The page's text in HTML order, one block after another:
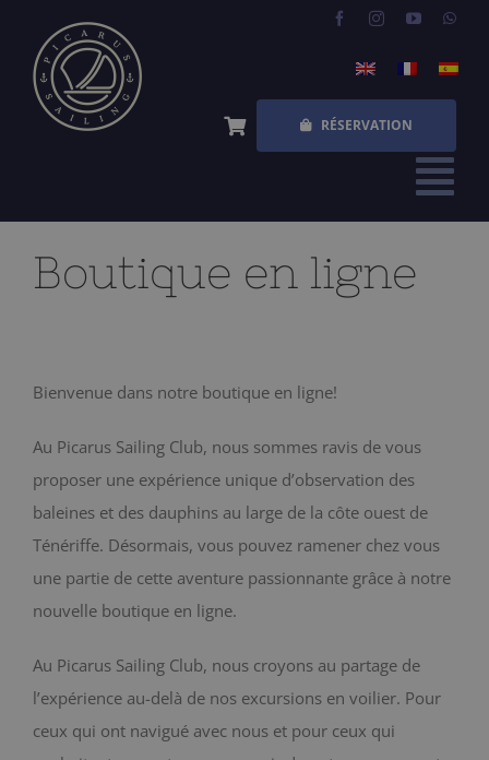
content
RÉSERVATION
ACCUEIL
BOUTIQUE
CONTACT
Boutique en ligne
Bienvenue dans notre boutique en ligne!
Au Picarus Sailing Club, nous sommes ravis de vous
proposer une expérience unique d’observation des
baleines et des dauphins au large de la côte ouest de
Ténériffe. Désormais, vous pouvez ramener chez vous
une partie de cette aventure passionnante grâce à notre
nouvelle boutique en ligne.
Au Picarus Sailing Club, nous croyons au partage de
l’expérience au-delà de nos excursions en voilier. Pour
ceux qui ont navigué avec nous et pour ceux qui